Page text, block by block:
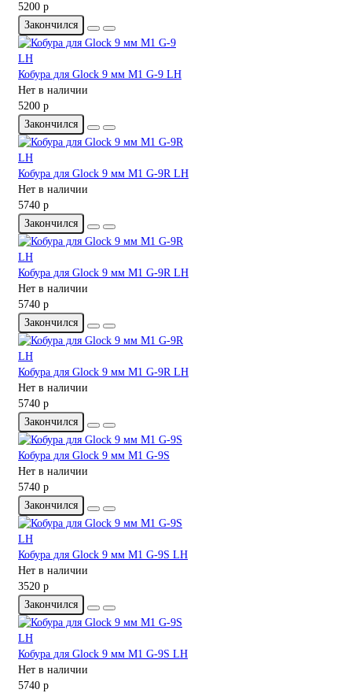
5200 р
Закончился
Кобура для Glock 9 мм M1 G-9 LH
Нет в наличии
5200 р
Закончился
Кобура для Glock 9 мм M1 G-9R LH
Нет в наличии
5740 р
Закончился
Кобура для Glock 9 мм M1 G-9R LH
Нет в наличии
5740 р
Закончился
Кобура для Glock 9 мм M1 G-9R LH
Нет в наличии
5740 р
Закончился
Кобура для Glock 9 мм M1 G-9S
Нет в наличии
5740 р
Закончился
Кобура для Glock 9 мм M1 G-9S LH
Нет в наличии
3520 р
Закончился
Кобура для Glock 9 мм M1 G-9S LH
Нет в наличии
5740 р